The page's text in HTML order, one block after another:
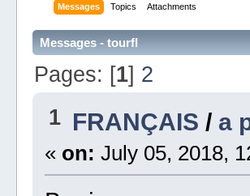
Messages Topics Attachments
Messages - tourfl
Pages: [1] 2
1 FRANÇAIS / a
« on: July 05, 2018,